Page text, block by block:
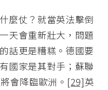
麼仗？就當英法擊倒
天會重新壯大，問題
話更是糟糕。德國要
國家是其對手；蘇聯
會降臨歐洲。 [29]英